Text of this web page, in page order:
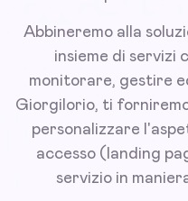
Abbineremo alla
insieme di servizi
monitorare, gestire
Giorgilorio, ti
personalizzare
accesso (landing
servizio in